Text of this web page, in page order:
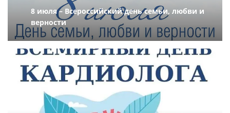
8 июля – Всероссийский день семьи, любви и
верности